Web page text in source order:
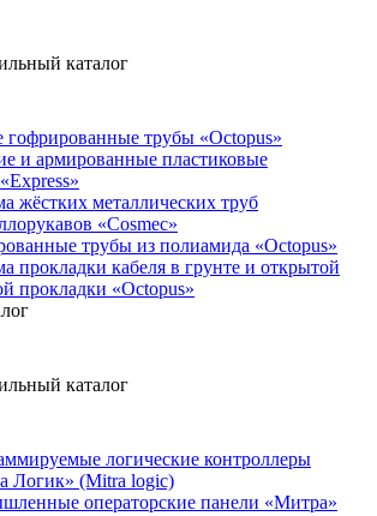
каталог
гофрированные трубы «Octopus»
и армированные пластиковые
жёстких металлических труб
«Cosmec»
трубы из полиамида «Octopus»
прокладки кабеля в грунте и открытой
прокладки «Octopus»
каталог
логические контроллеры
Логик» (Mitra logic)
операторские панели «Митра»